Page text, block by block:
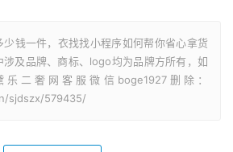
钱一件，衣找找小程序如何帮你省心拿货
及品牌、商标、logo均为品牌方所有，如
二奢网客服微信boge1927删除：
sjdszx/579435/